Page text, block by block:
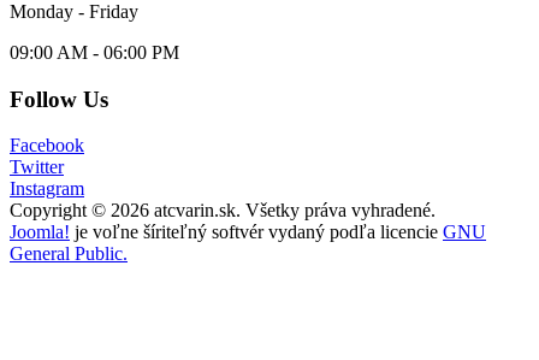
Monday - Friday
09:00 AM - 06:00 PM
Follow Us
Facebook
Twitter
Instagram
Copyright © 2026 atcvarin.sk. Všetky práva vyhradené.
Joomla! je voľne šíriteľný softvér vydaný podľa licencie GNU
General Public.